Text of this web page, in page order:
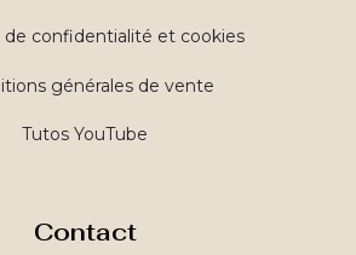
de confidentialité et cookies
générales de vente
Tutos YouTube
Contact